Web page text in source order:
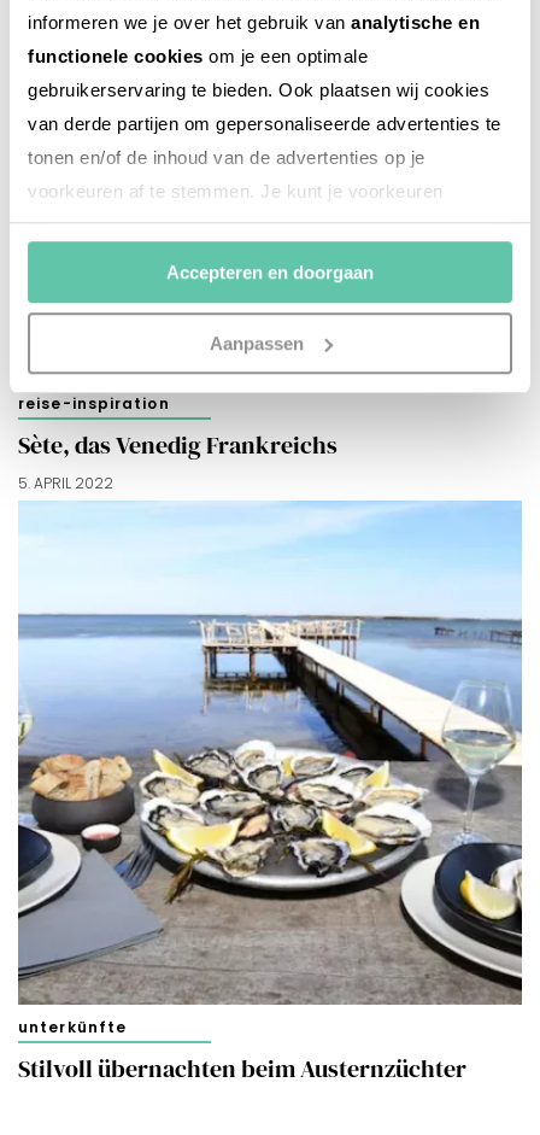
informeren we je over het gebruik van analytische en
functionele cookies om je een optimale
gebruikerservaring te bieden. Ook plaatsen wij cookies
van derde partijen om gepersonaliseerde advertenties te
tonen en/of de inhoud van de advertenties op je
voorkeuren af te stemmen. Je kunt je voorkeuren
beheren via ‘Zelf instellen’. Klik je op ‘Accepteren en
Accepteren en doorgaan
Aanpassen
reise-inspiration
Sète, das Venedig Frankreichs
5. APRIL 2022
unterkünfte
Stilvoll übernachten beim Austernzüchter